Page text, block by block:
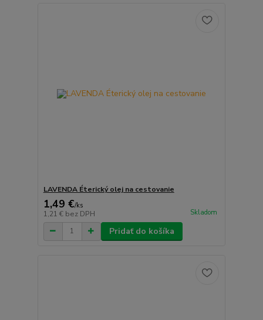
LAVENDA Éterický olej na cestovanie
1,49 €/ks
1,21 € bez DPH Skladom
Pridať do košíka